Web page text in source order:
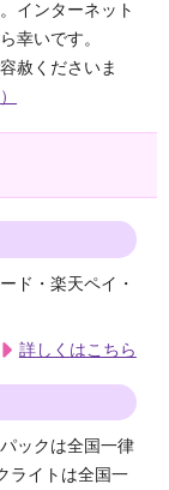
インターネット
幸いです。
赦くださいま
ド・楽天ペイ・
詳しくはこちら
ックは全国一律
ライトは全国一